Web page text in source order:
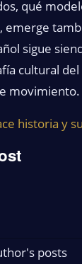
qué
emerge
sigue
cultural
movimiento.
historia y
posts